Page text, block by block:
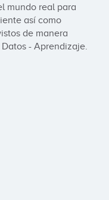
mundo real para
así como
de manera
- Aprendizaje.